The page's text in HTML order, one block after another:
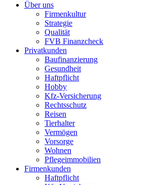
Über uns
Firmenkultur
Strategie
Qualität
FVB Finanzcheck
Privatkunden
Baufinanzierung
Gesundheit
Haftpflicht
Hobby
Kfz-Versicherung
Rechtsschutz
Reisen
Tierhalter
Vermögen
Vorsorge
Wohnen
Pflegeimmobilien
Firmenkunden
Haftpflicht